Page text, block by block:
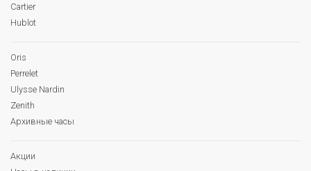
Cartier
Hublot
Oris
Perrelet
Ulysse Nardin
Zenith
Архивные часы
Акции